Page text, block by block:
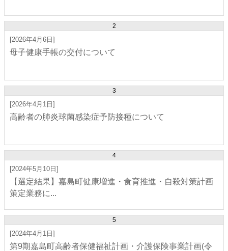
2
[2026年4月6日]
母子健康手帳の交付について
3
[2026年4月1日]
高齢者の肺炎球菌感染症予防接種について
4
[2024年5月10日]
【選定結果】嘉島町健康増進・食育推進・自殺対策計画
策定業務に...
5
[2024年4月1日]
第9期嘉島町高齢者保健福祉計画・介護保険事業計画(令